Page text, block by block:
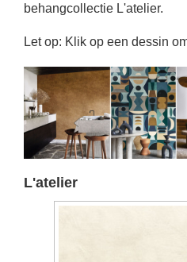
behangcollectie L'atelier.
Let op: Klik op een dessin
L'atelier